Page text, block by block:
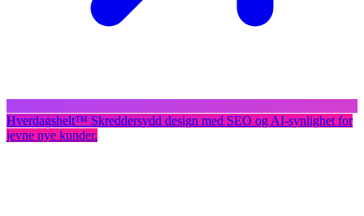
Hverdagshelt™ Skreddersydd design med SEO og AI-synlighet for
jevne nye kunder.